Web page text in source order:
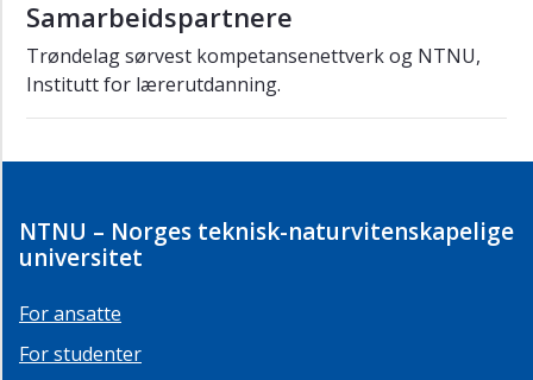
Samarbeidspartnere
Trøndelag sørvest kompetansenettverk og NTNU,
Institutt for lærerutdanning.
NTNU – Norges teknisk-naturvitenskapelige
universitet
For ansatte
For studenter